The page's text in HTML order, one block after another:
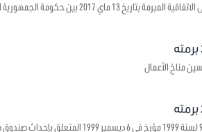
الجمهورية التونسية وحكومة جمهورية الصين الشعبية حول بعث مراكز ثقافية
مناخ الأعمال